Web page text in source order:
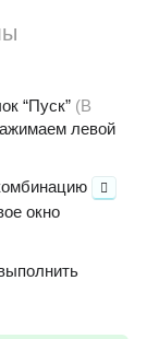
“Пуск” (В
левой
окно